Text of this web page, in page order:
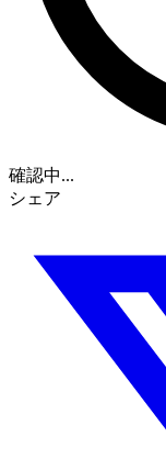
確認中...
シェア